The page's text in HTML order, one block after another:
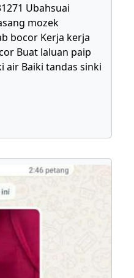
Ubahsuai
mozek
bocor Kerja kerja
Buat laluan paip
air Baiki tandas sinki